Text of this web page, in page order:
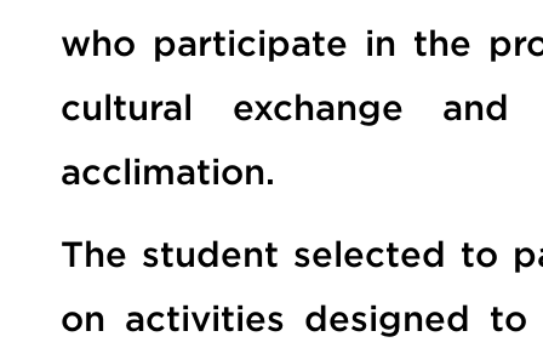
who participate in the
cultural exchange
acclimation.
The student selected to
on activities designed